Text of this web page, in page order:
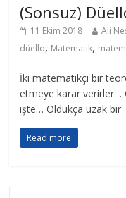
(Sonsuz)
11 Ekim 2018 Ali
düello, Matematik,
İki matematikçi bir
etmeye karar verirler…
işte… Oldukça uzak bir
Read more